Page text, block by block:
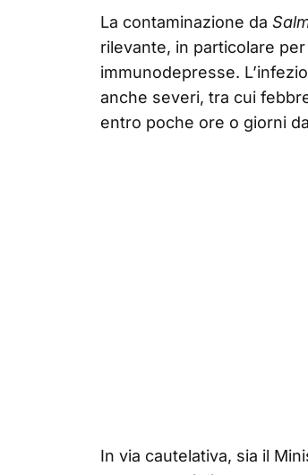
La contaminazione da
rilevante, in particolare
immunodepresse.
anche severi, tra cui
entro poche ore o giorni
In via cautelativa, sia il